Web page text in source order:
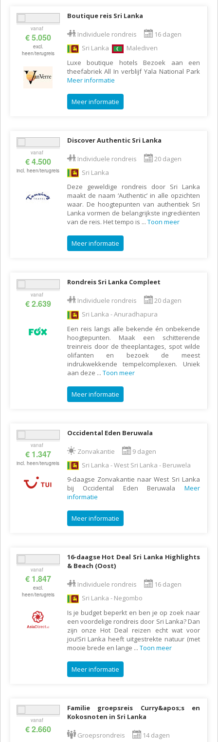
vanaf
€ 5.050
excl.
heen/terugreis
Boutique reis Sri Lanka
Individuele rondreis
16 dagen
Sri Lanka
Malediven
Luxe boutique hotels Bezoek aan een
theefabriek All In verblijf Yala National Park
Meer informatie
Meer informatie
vanaf
€ 4.500
incl. heen/terugreis
Discover Authentic Sri Lanka
Individuele rondreis
20 dagen
Sri Lanka
Deze geweldige rondreis door Sri Lanka
maakt de naam ‘Authentic’ in alle opzichten
waar. De hoogtepunten van authentiek Sri
Lanka vormen de belangrijkste ingrediënten
van de reis. Het tempo is ... Toon meer
Meer informatie
vanaf
€ 2.639
Rondreis Sri Lanka Compleet
Individuele rondreis
20 dagen
Sri Lanka - Anuradhapura
Een reis langs alle bekende én onbekende
hoogtepunten. Maak een schitterende
treinreis door de theeplantages, spot wilde
olifanten en bezoek de meest
indrukwekkende tempelcomplexen. Uniek
aan deze ... Toon meer
Meer informatie
vanaf
€ 1.347
incl. heen/terugreis
Occidental Eden Beruwala
Zonvakantie
9 dagen
Sri Lanka - West Sri Lanka - Beruwela
9-daagse Zonvakantie naar West Sri Lanka
bij Occidental Eden Beruwala Meer
informatie
Meer informatie
vanaf
€ 1.847
excl.
heen/terugreis
16-daagse Hot Deal Sri Lanka Highlights
& Beach (Oost)
Individuele rondreis
16 dagen
Sri Lanka - Negombo
Is je budget beperkt en ben je op zoek naar
een voordelige rondreis door Sri Lanka? Dan
zijn onze Hot Deal reizen echt wat voor
jou!Sri Lanka heeft uitgestrekte natuur (met
mooie brede en lange ... Toon meer
Meer informatie
vanaf
€ 2.660
Familie groepsreis Curry&apos;s en
Kokosnoten in Sri Lanka
Groepsrondreis 14 dagen